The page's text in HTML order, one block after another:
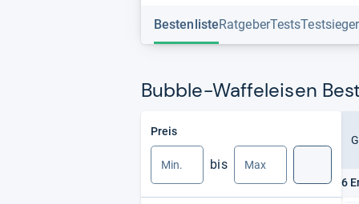
den
Pfeiltasten
BestenlisteRatgeberTestsTestsieger
Bubble-Waffeleisen
Preis
bis
6